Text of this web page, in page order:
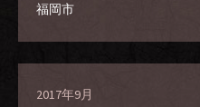
福岡市
2017年9月